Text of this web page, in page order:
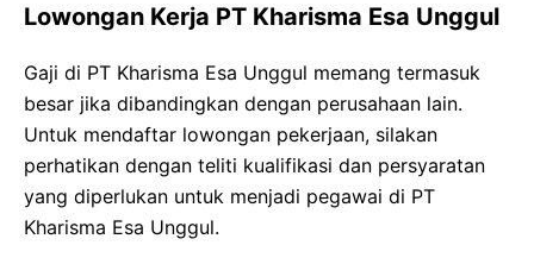
Lowongan Kerja PT Kharisma Esa Unggul
Gaji di PT Kharisma Esa Unggul memang termasuk
besar jika dibandingkan dengan perusahaan lain.
Untuk mendaftar lowongan pekerjaan, silakan
perhatikan dengan teliti kualifikasi dan persyaratan
yang diperlukan untuk menjadi pegawai di PT
Kharisma Esa Unggul.